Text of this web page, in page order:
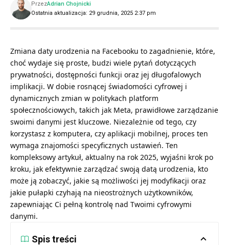
Ostatnia aktualizacja: 29 grudnia, 2025 2:37 pm
PrzezAdrian Chojnicki
Zmiana daty urodzenia na Facebooku to zagadnienie, które,
choć wydaje się proste, budzi wiele pytań dotyczących
prywatności, dostępności funkcji oraz jej długofalowych
implikacji. W dobie rosnącej świadomości cyfrowej i
dynamicznych zmian w politykach platform
społecznościowych, takich jak Meta, prawidłowe zarządzanie
swoimi danymi jest kluczowe. Niezależnie od tego, czy
korzystasz z komputera, czy aplikacji mobilnej, proces ten
wymaga znajomości specyficznych ustawień. Ten
kompleksowy artykuł, aktualny na rok 2025, wyjaśni krok po
kroku, jak efektywnie zarządzać swoją datą urodzenia, kto
może ją zobaczyć, jakie są możliwości jej modyfikacji oraz
jakie pułapki czyhają na nieostrożnych użytkowników,
zapewniając Ci pełną kontrolę nad Twoimi cyfrowymi
danymi.
Spis treści